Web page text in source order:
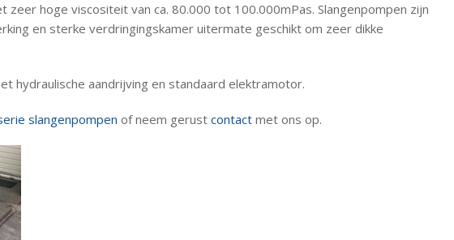
zeer hoge viscositeit van ca. 80.000 tot 100.000mPas. Slangenpompen zijn
en sterke verdringingskamer uitermate geschikt om zeer dikke
hydraulische aandrijving en standaard elektramotor.
slangenpompen of neem gerust contact met ons op.